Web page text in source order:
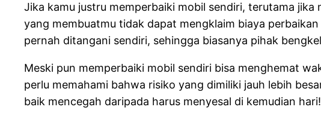
Jika kamu justru memperbaiki mobil sendiri, terutama
yang membuatmu tidak dapat mengklaim biaya
pernah ditangani sendiri, sehingga biasanya pihak
Meski pun memperbaiki mobil sendiri bisa menghemat
perlu memahami bahwa risiko yang dimiliki jauh lebih
baik mencegah daripada harus menyesal di kemudian hari!